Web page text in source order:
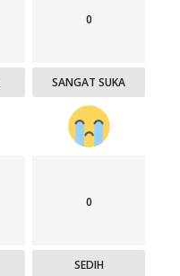
0
SANGAT SUKA
0
SEDIH